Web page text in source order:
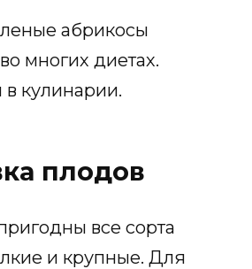
абрикосы
многих диетах.
в кулинарии.
плодов
все сорта
и крупные. Для